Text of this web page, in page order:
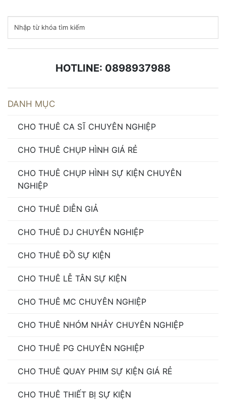
HOTLINE: 0898937988
DANH MỤC
CHO THUÊ CA SĨ CHUYÊN NGHIỆP
CHO THUÊ CHỤP HÌNH GIÁ RẺ
CHO THUÊ CHỤP HÌNH SỰ KIỆN CHUYÊN
NGHIỆP
CHO THUÊ DIỄN GIẢ
CHO THUÊ DJ CHUYÊN NGHIỆP
CHO THUÊ ĐỒ SỰ KIỆN
CHO THUÊ LỄ TÂN SỰ KIỆN
CHO THUÊ MC CHUYÊN NGHIỆP
CHO THUÊ NHÓM NHẢY CHUYÊN NGHIỆP
CHO THUÊ PG CHUYÊN NGHIỆP
CHO THUÊ QUAY PHIM SỰ KIỆN GIÁ RẺ
CHO THUÊ THIẾT BỊ SỰ KIỆN